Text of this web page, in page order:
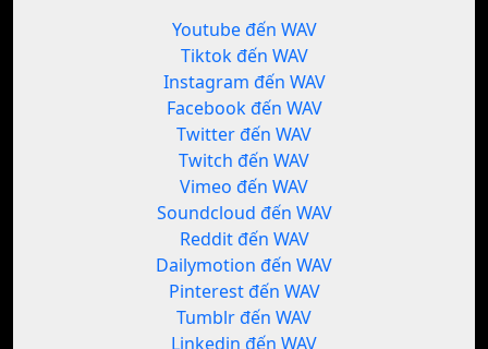
Youtube đến WAV
Tiktok đến WAV
Instagram đến WAV
Facebook đến WAV
Twitter đến WAV
Twitch đến WAV
Vimeo đến WAV
Soundcloud đến WAV
Reddit đến WAV
Dailymotion đến WAV
Pinterest đến WAV
Tumblr đến WAV
Linkedin đến WAV